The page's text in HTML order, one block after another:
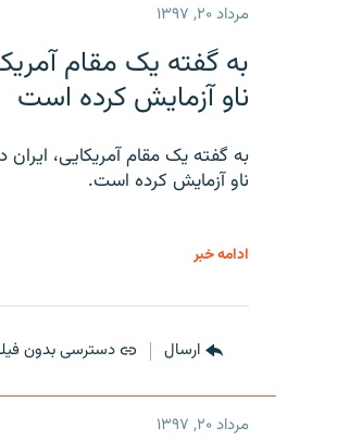
مرداد ۲۰, ۱۳۹۷
به گفته یک مقام
ناو آزمایش کرده است
به گفته یک مقام آمریکایی،
ناو آزمایش کرده است.
ادامه خبر
ارسال دسترسی بدون
مرداد ۲۰, ۱۳۹۷